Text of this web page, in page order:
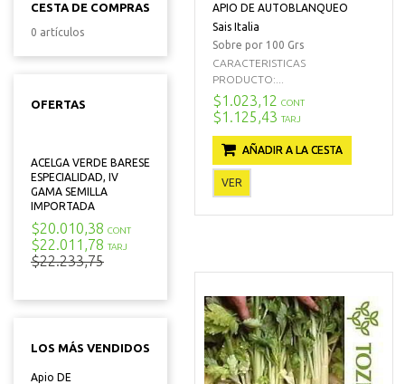
CESTA DE COMPRAS
0 artículos
OFERTAS
ACELGA VERDE BARESE
ESPECIALIDAD, IV
GAMA SEMILLA
IMPORTADA
$20.010,38 CONT
$22.011,78 TARJ
$22.233,75
LOS MÁS VENDIDOS
Apio DE
APIO DE AUTOBLANQUEO
Sais Italia
Sobre por 100 Grs
CARACTERISTICAS
PRODUCTO:...
$1.023,12 CONT
$1.125,43 TARJ
AÑADIR A LA CESTA
VER